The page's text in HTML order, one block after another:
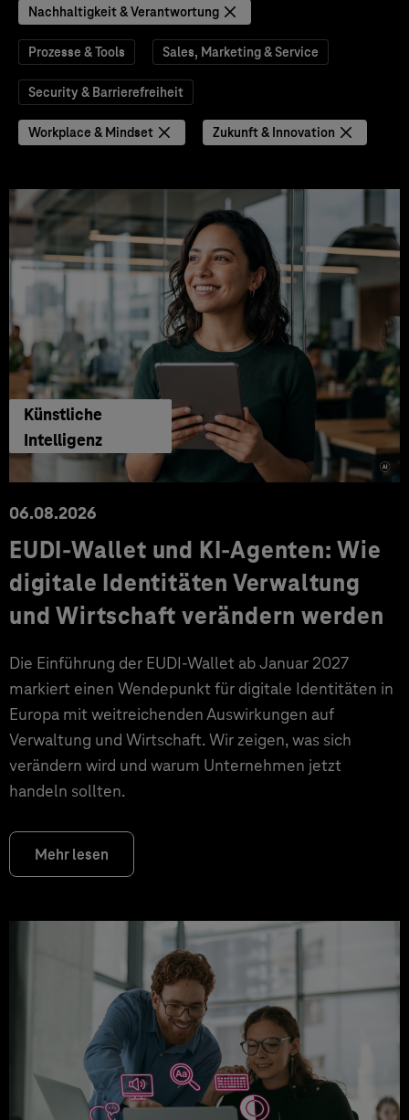
Nachhaltigkeit & Verantwortung
Prozesse & Tools Sales, Marketing & Service
Security & Barrierefreiheit
Workplace & Mindset Zukunft & Innovation
Künstliche
Intelligenz
06.08.2026
EUDI-Wallet und KI-Agenten: Wie
digitale Identitäten Verwaltung
und Wirtschaft verändern werden
Die Einführung der EUDI-Wallet ab Januar 2027
markiert einen Wendepunkt für digitale Identitäten in
Europa mit weitreichenden Auswirkungen auf
Verwaltung und Wirtschaft. Wir zeigen, was sich
verändern wird und warum Unternehmen jetzt
handeln sollten.
Mehr lesen